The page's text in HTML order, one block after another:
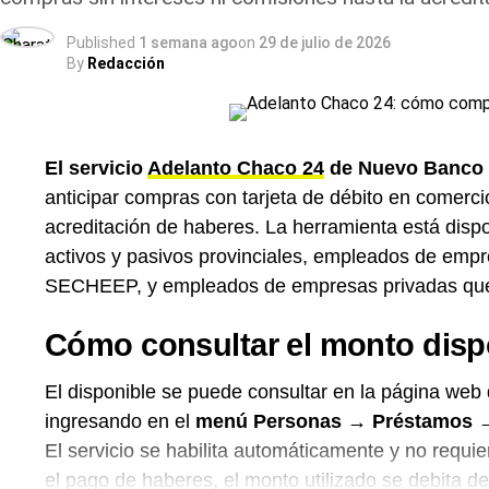
con su CUIL y Clave de la Seguridad Social
recibo de haberes. La consulta y los trámites
en la ciudad, que evita a los vecinos del
Published 1 semana agoon 29 de julio de 2026
By Redacción
El servicio Adelanto Chaco 24 de Nuevo
anticipar compras con tarjeta de débito en
acreditación de haberes. La herramienta está
activos y pasivos provinciales, empleados de
SECHEEP, y empleados de empresas privadas
Cómo consultar el monto
El disponible se puede consultar en la página
ingresando en el menú Personas → Préstamos
El servicio se habilita automáticamente y no
el pago de haberes, el monto utilizado se debita